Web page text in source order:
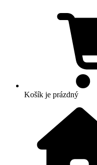
Košík je prázdný